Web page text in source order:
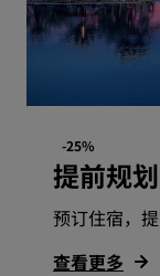
-25%
提前规
预订住宿，
查看更多